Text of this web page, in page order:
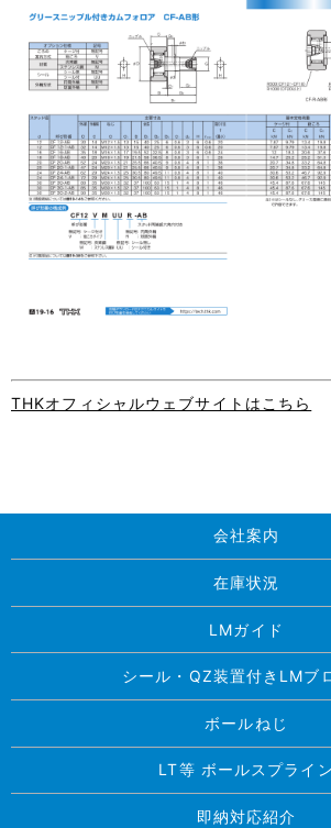
THKオフィシャルウェブサイトはこちら
会社案内
在庫状況
LMガイド
シール・QZ装置付きLMブ
ボールねじ
LT等 ボールスプライン
即納対応紹介